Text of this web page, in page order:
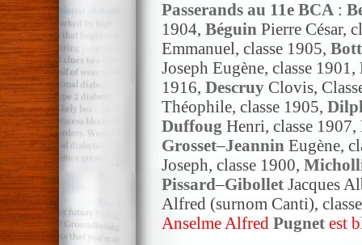
Passerands au 11e BCA :
1904, Béguin Pierre César,
Emmanuel, classe 1905,
Joseph Eugène, classe 1901,
1916, Descruy Clovis,
Théophile, classe 1905,
Duffoug Henri, classe 1907,
Grosset–Jeannin Eugène,
Joseph, classe 1900,
Pissard–Gibollet Jacques
Alfred (surnom Canti),
Anselme Alfred Pugnet est